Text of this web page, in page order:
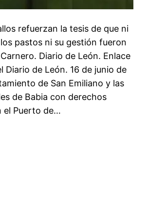
refuerzan la tesis de que ni
pastos ni su gestión fueron
Diario de León. Enlace
Diario de León. 16 de junio de
de San Emiliano y las
de Babia con derechos
el Puerto de…